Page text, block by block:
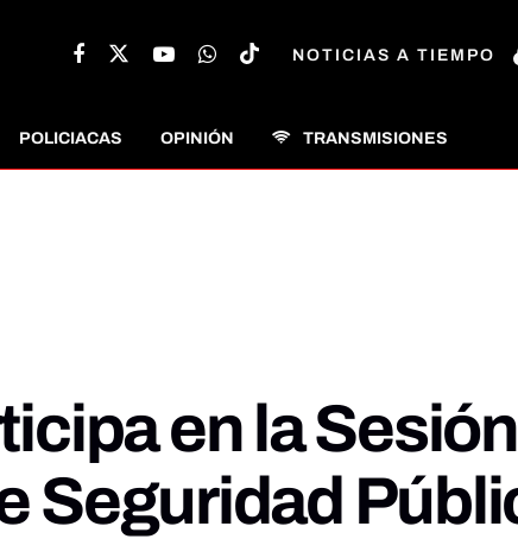
NOTICIAS A TIEMPO
POLICIACAS OPINIÓN TRANSMISIONES
en la
Seguridad